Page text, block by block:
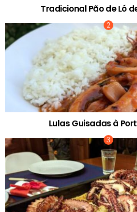
Tradicional Pão de Ló
Lulas Guisadas à